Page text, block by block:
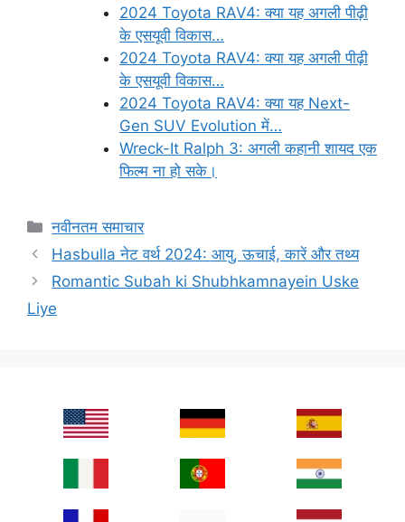
2024 Toyota RAV4: क्या यह अगली पीढ़ी
के एसयूवी विकास…
2024 Toyota RAV4: क्या यह अगली पीढ़ी
के एसयूवी विकास…
2024 Toyota RAV4: क्या यह Next-
Gen SUV Evolution में…
Wreck-It Ralph 3: अगली कहानी शायद एक
फिल्म ना हो सके।
Categories
नवीनतम समाचार
Hasbulla नेट वर्थ 2024: आयु, ऊचाई, कारें और तथ्य
Romantic Subah ki Shubhkamnayein Uske
Liye